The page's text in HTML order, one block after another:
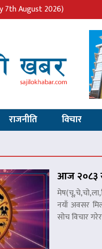
7th August 2026)
राजनीति विचार
आज २०८३
नयाँ अवसर
सोच विचार